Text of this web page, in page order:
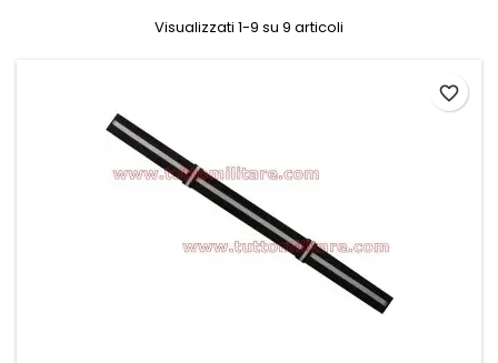
Visualizzati 1-9 su 9 articoli
favorite_border